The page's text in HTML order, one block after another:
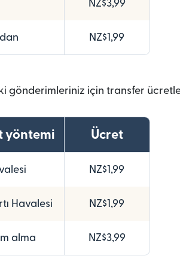
NZ$3,99
NZ$1,99
gönderimleriniz için transfer
yöntemi Ücret
NZ$1,99
Havalesi NZ$1,99
alma NZ$3,99